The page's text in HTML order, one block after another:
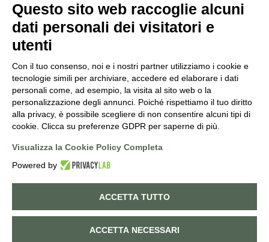
Orari di apertura
Lunedì - Sabato
8:30-12:15 | 14:45-19:00
Domenica
©2026PUNTO VERDE. ALL RIGHTS RESERVED. POWERED BY
NORATECH.
Cookie policy
Privacy policy
Questo sito web raccoglie alcuni
dati personali dei visitatori e
utenti
Con il tuo consenso, noi e i nostri partner utilizziamo i cookie e
tecnologie simili per archiviare, accedere ed elaborare i dati
personali come, ad esempio, la visita al sito web o la
personalizzazione degli annunci. Poiché rispettiamo il tuo diritto
alla privacy, è possibile scegliere di non consentire alcuni tipi di
cookie. Clicca su preferenze GDPR per saperne di più.
Visualizza la Cookie Policy Completa
Powered by
ACCETTA TUTTO
ACCETTA NECESSARI